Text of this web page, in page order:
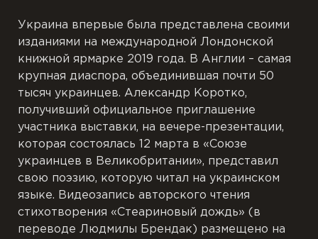
Украина впервые была представлена своими
изданиями на международной Лондонской
книжной ярмарке 2019 года. В Англии – самая
крупная диаспора, объединившая почти 50
тысяч украинцев. Александр Коротко,
получивший официальное приглашение
участника выставки, на вечере-презентации,
которая состоялась 12 марта в «Союзе
украинцев в Великобритании», представил
свою поэзию, которую читал на украинском
языке. Видеозапись авторского чтения
стихотворения «Стеариновый дождь» (в
переводе Людмилы Брендак) размещено на